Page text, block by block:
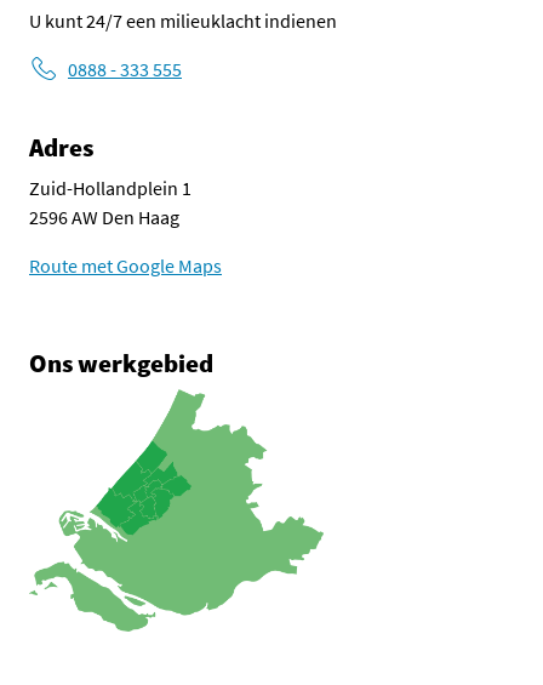
U kunt 24/7 een milieuklacht indienen
0888 - 333 555
Adres
Zuid-Hollandplein 1
2596 AW Den Haag
Route met Google Maps
Ons werkgebied